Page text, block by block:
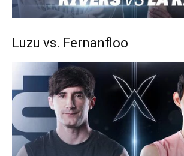
Luzu vs. Fernanfloo